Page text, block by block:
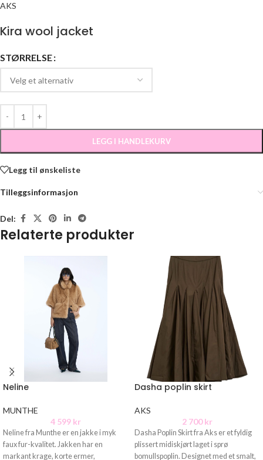
AKS
Kira wool jacket
STØRRELSE
LEGG I HANDLEKURV
Legg til ønskeliste
Tilleggsinformasjon
Del:
Relaterte produkter
Neline
MUNTHE
4 599 kr
Neline fra Munthe er en jakke i myk
faux fur-kvalitet. Jakken har en
markant krage, korte ermer,
Dasha poplin skirt
AKS
2 700kr
Dasha Poplin Skirt fra Aks er et fyldig
plissert midiskjørt laget i sprø
bomullspoplin. Designet med et smalt,